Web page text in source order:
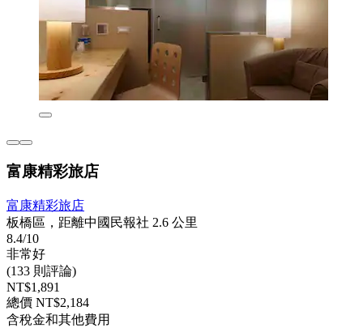
富康精彩旅店
富康精彩旅店
板橋區，距離中國民報社 2.6 公里
8.4/10
非常好
(133 則評論)
NT$1,891
總價 NT$2,184
含稅金和其他費用